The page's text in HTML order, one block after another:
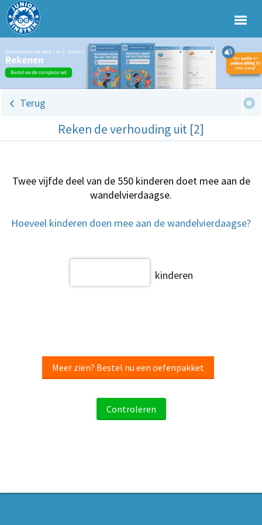
Terug
Reken de verhouding uit [2]
Twee vijfde deel van de 550 kinderen doet mee aan de
wandelvierdaagse.
Hoeveel kinderen doen mee aan de wandelvierdaagse?
kinderen
Meer zien? Bestel nu een oefenpakket